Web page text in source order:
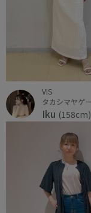
VIS
Iku (158cm)